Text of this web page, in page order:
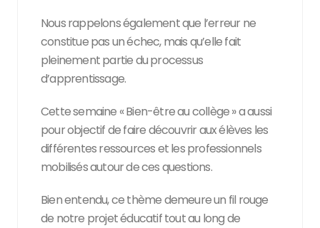
Nous rappelons également que l’erreur ne
constitue pas un échec, mais qu’elle fait
pleinement partie du processus
d’apprentissage.
Cette semaine « Bien-être au collège » a aussi
pour objectif de faire découvrir aux élèves les
différentes ressources et les professionnels
mobilisés autour de ces questions.
Bien entendu, ce thème demeure un fil rouge
de notre projet éducatif tout au long de